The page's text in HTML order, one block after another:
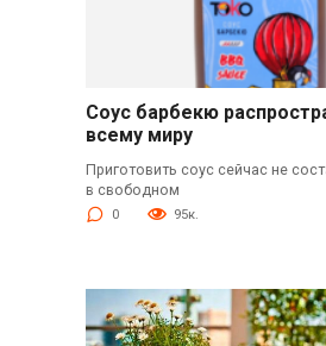
Соус барбекю
всему миру
Приготовить соус сейчас не
в свободном
0 95к.